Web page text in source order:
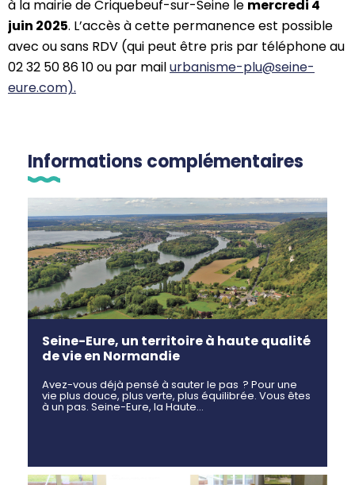
à la mairie de Criquebeuf-sur-Seine le mercredi 4
juin 2025. L’accès à cette permanence est possible
avec ou sans RDV (qui peut être pris par téléphone au
02 32 50 86 10 ou par mailurbanisme-plu@seine-
eure.com).
Informations complémentaires
Seine-Eure, un territoire à haute qualité
de vie en Normandie
Avez-vous déjà pensé à sauter le pas ? Pour une
vie plus douce, plus verte, plus équilibrée. Vous êtes
à un pas. Seine-Eure, la Haute…